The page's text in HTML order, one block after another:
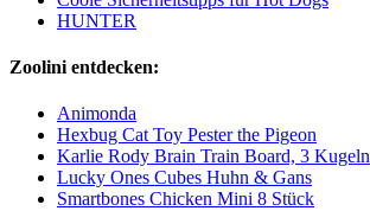
HUNTER
Zoolini entdecken:
Animonda
Hexbug Cat Toy Pester the Pigeon
Karlie Rody Brain Train Board, 3 Kugeln
Lucky Ones Cubes Huhn & Gans
Smartbones Chicken Mini 8 Stück